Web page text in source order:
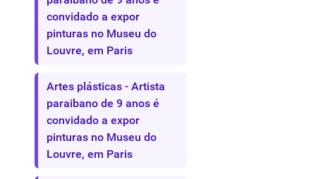
convidado a expor
pinturas no Museu do
Louvre, em Paris
Artes plásticas - Artista
paraibano de 9 anos é
convidado a expor
pinturas no Museu do
Louvre, em Paris